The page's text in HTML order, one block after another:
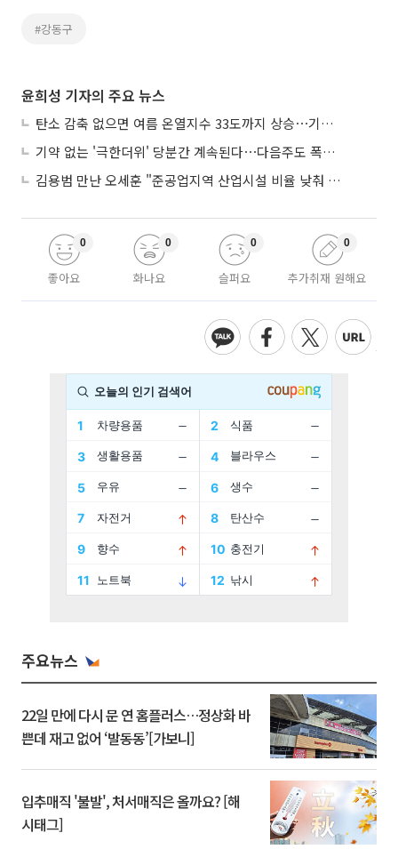
#강동구
윤희성 기자의 주요 뉴스
탄소 감축 없으면 여름 온열지수 33도까지 상승⋯기상청, 2100년 미래전망
기약 없는 '극한더위' 당분간 계속된다⋯다음주도 폭염·열대야 지속
김용범 만난 오세훈 "준공업지역 산업시설 비율 낮춰 공급 늘려야"
좋아요
0
화나요
0
슬퍼요
0
추가취재 원해요
0
주요뉴스
22일 만에 다시 문 연 홈플러스…정상화 바
쁜데 재고 없어 ‘발동동’[가보니]
입추매직 '불발', 처서매직은 올까요? [해
시태그]